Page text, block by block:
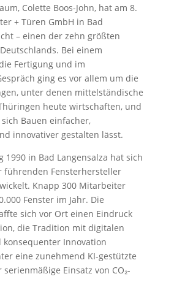
Colette Boos-John, hat am 8.
+ Türen GmbH in Bad
– einen der zehn größten
Bei einem
Fertigung und im
ging es vor allem um die
unter denen mittelständische
heute wirtschaften, und
Bauen einfacher,
innovativer gestalten lässt.
1990 in Bad Langensalza hat sich
führenden Fensterhersteller
Knapp 300 Mitarbeiter
Fenster im Jahr. Die
sich vor Ort einen Eindruck
die Tradition mit digitalen
konsequenter Innovation
eine zunehmend KI-gestützte
Einsatz von CO₂-